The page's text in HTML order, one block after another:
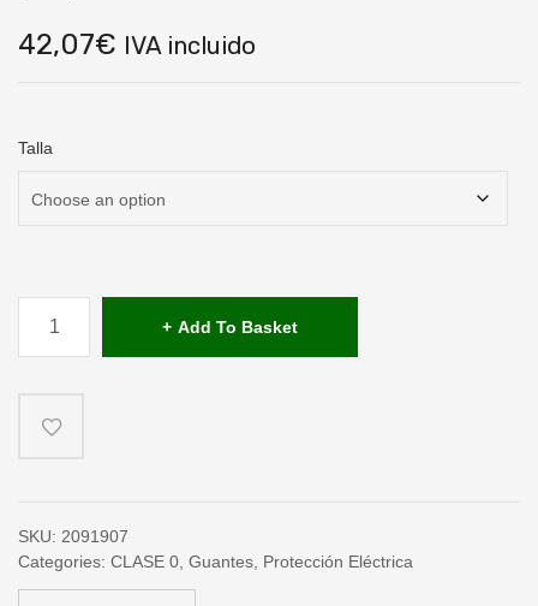
42,07€ IVA incluido
Talla
Electrosoft
quantity
Add To Basket
SKU: 2091907
Categories: CLASE 0 Guantes Protección Eléctrica